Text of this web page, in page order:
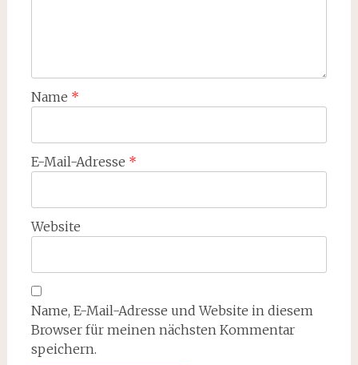
Name *
E-Mail-Adresse *
Website
Name, E-Mail-Adresse und Website in diesem
Browser für meinen nächsten Kommentar
speichern.